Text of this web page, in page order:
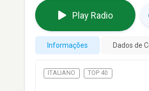
Play Radio
Informações Dados de
ITALIANO TOP 40